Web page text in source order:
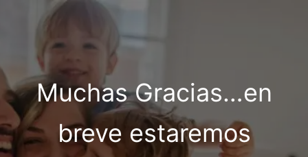
contenido
Muchas Gracias…en
breve estaremos